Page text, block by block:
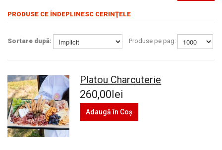
PRODUSE CE ÎNDEPLINESC CERINŢELE
Sortare după: Produse pe pag:
Platou Charcuterie
260,00lei
Adaugă în Coş